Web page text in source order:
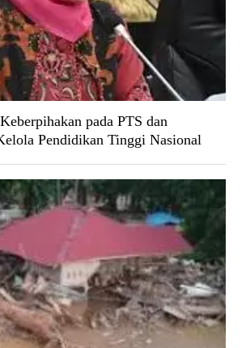
pada PTS dan
Pendidikan Tinggi Nasional